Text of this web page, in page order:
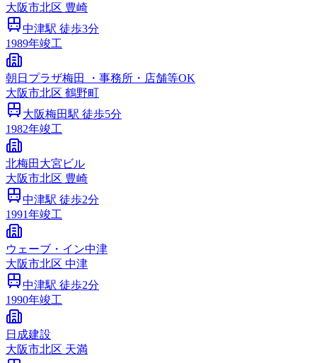
大阪市北区 豊崎
中津駅 徒歩3分
1989年竣工
朝日プラザ梅田 ・事務所・店舗等OK
大阪市北区 鶴野町
大阪梅田駅 徒歩5分
1982年竣工
北梅田大宮ビル
大阪市北区 豊崎
中津駅 徒歩2分
1991年竣工
ウェーブ・イン中津
大阪市北区 中津
中津駅 徒歩2分
1990年竣工
日成建設
大阪市北区 天満